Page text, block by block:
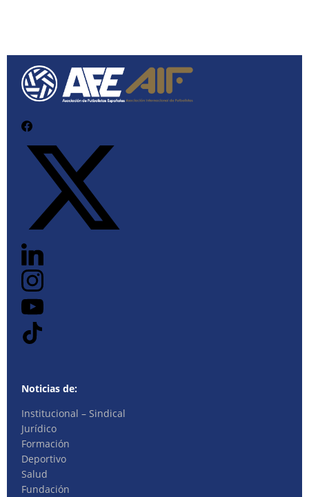
Noticias de:
Institucional – Sindical
Jurídico
Formación
Deportivo
Salud
Fundación